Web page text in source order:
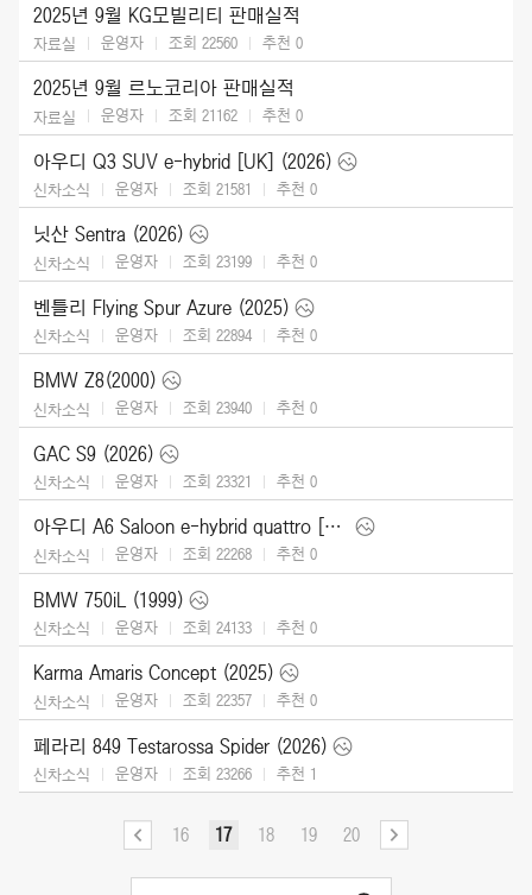
2025년 9월 KG모빌리티 판매실적
자료실 운영자 조회 22560 추천 0
2025년 9월 르노코리아 판매실적
자료실 운영자 조회 21162 추천 0
아우디 Q3 SUV e-hybrid [UK] (2026)
신차소식 운영자 조회 21581 추천 0
닛산 Sentra (2026)
신차소식 운영자 조회 23199 추천 0
벤틀리 Flying Spur Azure (2025)
신차소식 운영자 조회 22894 추천 0
BMW Z8(2000)
신차소식 운영자 조회 23940 추천 0
GAC S9 (2026)
신차소식 운영자 조회 23321 추천 0
아우디 A6 Saloon e-hybrid quattro [UK] (2026)
신차소식 운영자 조회 22268 추천 0
BMW 750iL (1999)
신차소식 운영자 조회 24133 추천 0
Karma Amaris Concept (2025)
신차소식 운영자 조회 22357 추천 0
페라리 849 Testarossa Spider (2026)
신차소식 운영자 조회 23266 추천 1
16 17 18 19 20